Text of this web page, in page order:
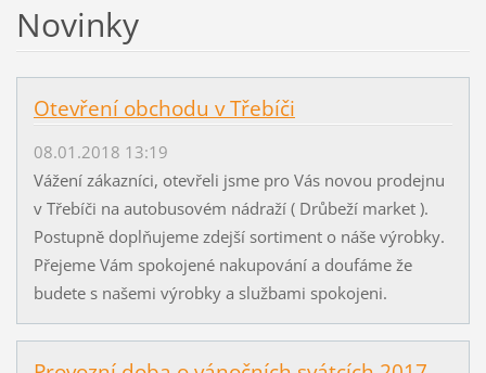
Novinky
Otevření obchodu v Třebíči
08.01.2018 13:19
Vážení zákazníci, otevřeli jsme pro Vás novou prodejnu
v Třebíči na autobusovém nádraží ( Drůbeží market ).
Postupně doplňujeme zdejší sortiment o náše výrobky.
Přejeme Vám spokojené nakupování a doufáme že
budete s našemi výrobky a službami spokojeni.